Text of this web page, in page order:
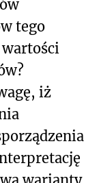
tego
iż